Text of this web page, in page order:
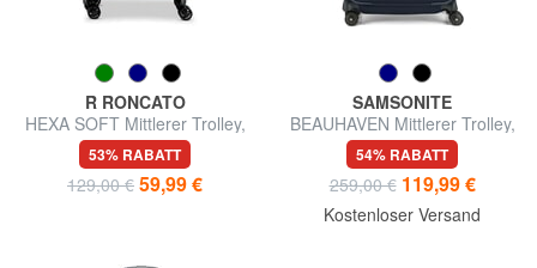
R RONCATO
HEXA SOFT Mittlerer Trolley,
ausziehbar
53% RABATT
129,00 € 59,99 €
SAMSONITE
BEAUHAVEN Mittlerer Trolley,
erweiterbar
54% RABATT
259,00 € 119,99 €
Kostenloser Versand